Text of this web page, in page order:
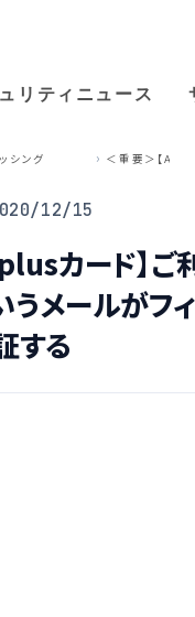
リティニュース
シング
12/15
カード】ご
メールがフ
する